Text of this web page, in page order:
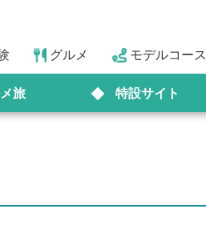
グルメ モデルコース
旅 特設サイト